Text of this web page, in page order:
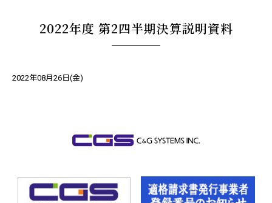
2022年度 第2四半期決算説明資料
2022年08月26日(金)